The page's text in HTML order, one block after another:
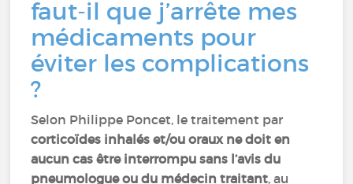
faut-il que j’arrête mes
médicaments pour
éviter les complications
?
Selon Philippe Poncet, le traitement par
corticoïdes inhalés et/ou oraux ne doit en
aucun cas être interrompu sans l’avis du
pneumologue ou du médecin traitant, au